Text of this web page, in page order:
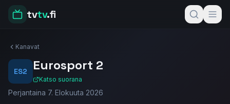
tvtv.fi
Kanavat
ES2 Eurosport 2
Katso suorana
Perjantaina 7. Elokuuta 2026